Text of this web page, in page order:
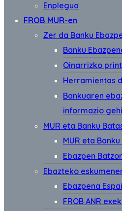
Enplegua
FROB MUR-en
Zer da Banku
Banku
Oinarrizko
Herramientas
Bankuaren
informazio
MUR eta Banku
MUR eta
Ebazpen
Ebazteko
Ebazpena
FROB ANR